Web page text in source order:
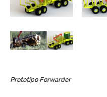
Prototipo Forwarder